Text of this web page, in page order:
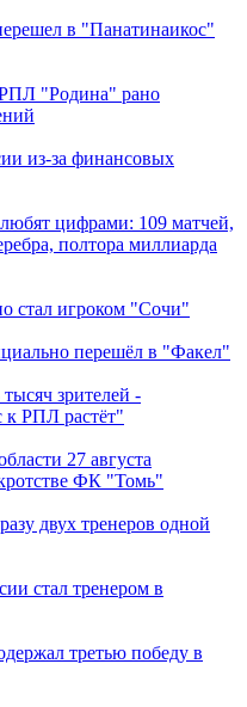
в "Панатинаикос"
"Родина" рано
из-за финансовых
цифрами: 109 матчей,
полтора миллиарда
стал игроком "Сочи"
перешёл в "Факел"
зрителей -
к РПЛ растёт"
27 августа
ФК "Томь"
двух тренеров одной
стал тренером в
третью победу в